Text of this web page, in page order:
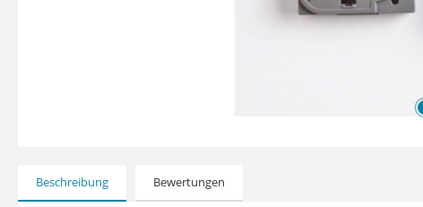
Beschreibung Bewertungen